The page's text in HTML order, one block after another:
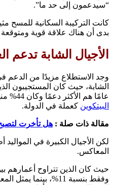
“سيدعمون إلى حد ما”.
كانت التركيبة السكانية للمسح
بدى أن هناك علاقة قوية
الأجيال الشابة تدعم
وجد الاستطلاع مزيدًا من الدعم
عامًا هم الأكثر دعمًا وكان 44% منهم ذو نظرة إيجابية لاستخدام
البيتكوين كعملة في الدولة.
مقالة ذات صلة : هل تأخرت لتصبح
لكن الأجيال الكبيرة في المواليد
المعاكس.
وفقط بنسبة 11%،